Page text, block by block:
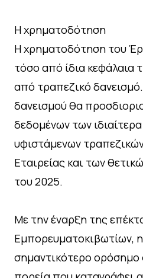
Η χρηματοδότηση
Η χρηματοδότηση του
τόσο από ίδια κεφάλαια
από τραπεζικό
δανεισμού θα
δεδομένων των
υφιστάμενων
Εταιρείας και των
του 2025.
Με την έναρξη της
Εμπορευματοκιβωτίων,
σημαντικότερο ορόσημο